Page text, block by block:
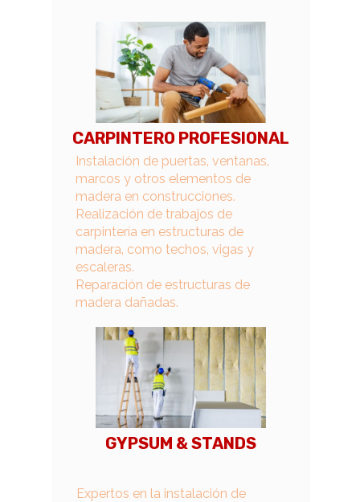
CARPINTERO PROFESIONAL
Instalación de puertas, ventanas,
marcos y otros elementos de
madera en construcciones.
Realización de trabajos de
carpintería en estructuras de
madera, como techos, vigas y
escaleras.
Reparación de estructuras de
madera dañadas.
GYPSUM & STANDS
Expertos en la instalación de